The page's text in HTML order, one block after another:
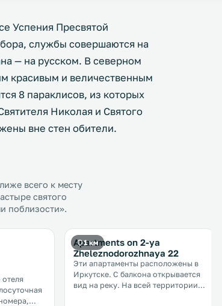
Успения Пресвятой
службы совершаются на
— на русском. В северном
красивым и величественным
8 параклисов, из которых
Николая и Святого
вне стен обители.
всего к месту
святого
поблизости».
отеля
1 км
Apartments on 2-ya
Zheleznodorozhnaya 22
Эти апартаменты расположены в
Иркутске. С балкона открывается
вид на реку. На всей территории